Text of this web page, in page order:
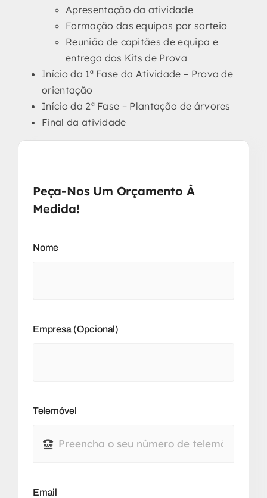
Apresentação da atividade
Formação das equipas por sorteio
Reunião de capitães de equipa e
entrega dos Kits de Prova
Início da 1ª Fase da Atividade – Prova de
orientação
Início da 2ª Fase – Plantação de árvores
Final da atividade
Peça-Nos Um Orçamento À
Medida!
Nome
Empresa (opcional)
Telemóvel
Email